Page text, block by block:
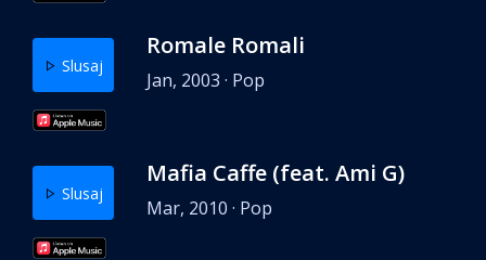
Slusaj
Romale Romali
Jan, 2003 · Pop
Slusaj
Mafia Caffe (feat. Ami G)
Mar, 2010 · Pop